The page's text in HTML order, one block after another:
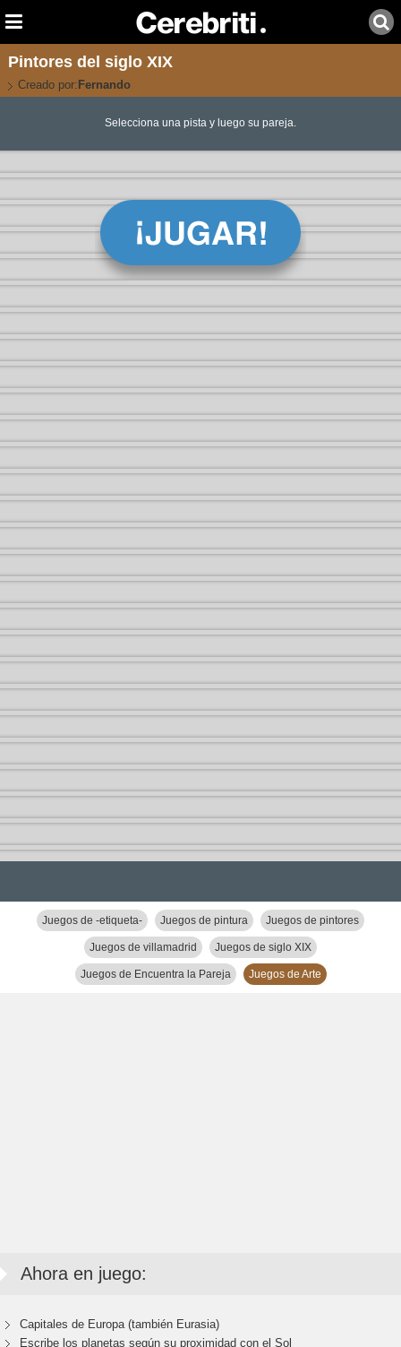
Pintores del siglo XIX
Creado por: Fernando
Selecciona una pista y luego su pareja.
Juegos de -etiqueta- Juegos de pintura Juegos de pintores
Juegos de villamadrid Juegos de siglo XIX
Juegos de Encuentra la Pareja Juegos de Arte
Ahora en juego:
Capitales de Europa (también Eurasia)
Escribe los planetas según su proximidad con el Sol